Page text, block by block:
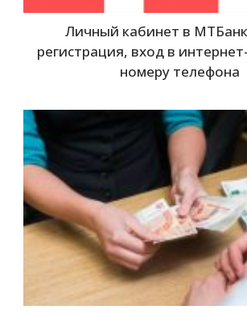
Личный кабинет в
регистрация, вход в
номеру телефона